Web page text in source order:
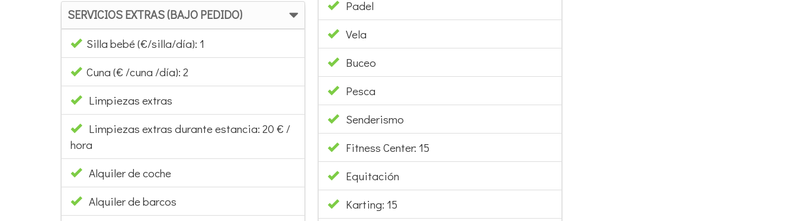
SERVICIOS EXTRAS (BAJO PEDIDO)
Silla bebé (€/silla/día): 1
Cuna (€ /cuna /día): 2
Limpiezas extras
Limpiezas extras durante estancia: 20 € /
hora
Alquiler de coche
Alquiler de barcos
Padel
Vela
Buceo
Pesca
Senderismo
Fitness Center: 15
Equitación
Karting: 15